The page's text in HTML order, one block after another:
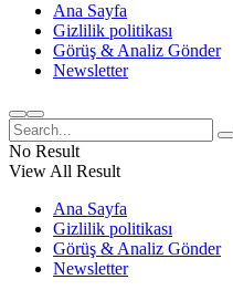
Ana Sayfa
Gizlilik politikası
Görüş & Analiz Gönder
Newsletter
No Result
View All Result
Ana Sayfa
Gizlilik politikası
Görüş & Analiz Gönder
Newsletter